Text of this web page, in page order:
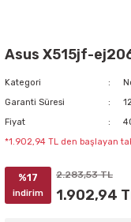
Asus X515jf-
Kategori
Garanti Süresi
Fiyat
*1.902,94 TL den başlayan
%17
indirim
2.283,53 TL
1.902,94